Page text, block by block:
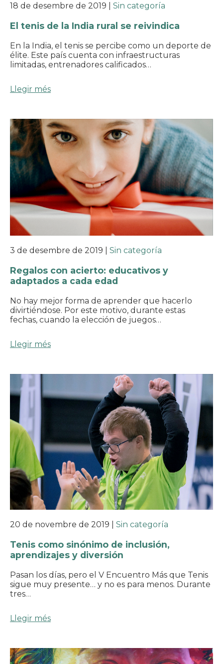
18 de desembre de 2019 Sin categoría
El tenis de la India rural se reivindica
En la India, el tenis se percibe como un deporte de
élite. Este país cuenta con infraestructuras
limitadas, entrenadores calificados…
Llegir més
3 de desembre de 2019 Sin categoría
Regalos con acierto: educativos y
adaptados a cada edad
No hay mejor forma de aprender que hacerlo
divirtiéndose. Por este motivo, durante estas
fechas, cuando la elección de juegos…
Llegir més
20 de novembre de 2019 Sin categoría
Tenis como sinónimo de inclusión,
aprendizajes y diversión
Pasan los días, pero el V Encuentro Más que Tenis
sigue muy presente… y no es para menos. Durante
tres…
Llegir més